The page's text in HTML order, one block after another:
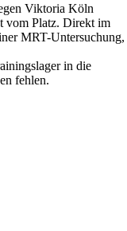
Viktoria Köln
vom Platz. Direkt im
MRT-Untersuchung,
in die
fehlen.